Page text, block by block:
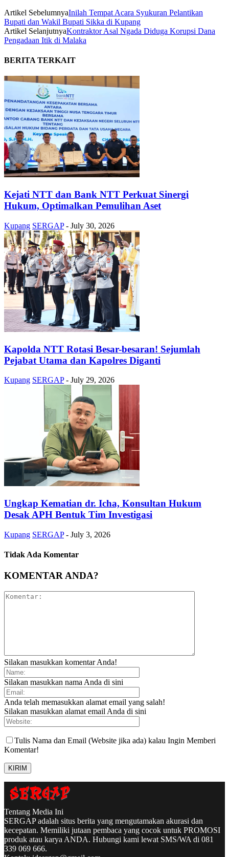
Artikel SebelumnyaInilah Tempat Acara Syukuran Pelantikan
Bupati dan Wakil Bupati Sikka di Kupang
Artikel SelanjutnyaKontraktor Asal Ngada Diduga Korupsi Dana
Pengadaan Itik di Malaka
BERITA TERKAIT
Kejati NTT dan Bank NTT Perkuat Sinergi
Hukum, Optimalkan Pemulihan Aset
Kupang SERGAP - July 30, 2026
Kapolda NTT Rotasi Besar-besaran! Sejumlah
Pejabat Utama dan Kapolres Diganti
Kupang SERGAP - July 29, 2026
Ungkap Kematian dr. Icha, Konsultan Hukum
Desak APH Bentuk Tim Investigasi
Kupang SERGAP - July 3, 2026
Tidak Ada Komentar
KOMENTAR ANDA?
Silakan masukkan komentar Anda!
Silakan masukkan nama Anda di sini
Anda telah memasukkan alamat email yang salah!
Silakan masukkan alamat email Anda di sini
Tulis Nama dan Email (Website jika ada) kalau Ingin Memberi
Komentar!
Tentang Media Ini
SERGAP adalah situs berita yang mengutamakan akurasi dan
kecepatan. Memiliki jutaan pembaca yang cocok untuk PROMOSI
produk atau karya ANDA. Hubungi kami lewat SMS/WA di 081
339 069 666.